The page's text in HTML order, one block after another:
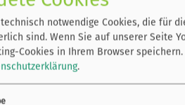
und deren Umsetzung werden vom
bleibt, so Verbandsvorsteher
Förderung. Der Leineverband
ein.
Begleitung des Leineverbandes
erklärt Hamelns
notwendige Cookies, die für
sind. Wenn Sie auf unserer Seite
Cookies in Ihrem Browser speichern.
.